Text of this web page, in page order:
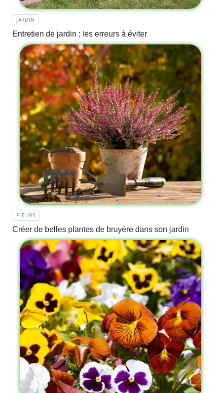
JARDIN
Entretien de jardin : les erreurs à éviter
FLEURS
Créer de belles plantes de bruyère dans son jardin